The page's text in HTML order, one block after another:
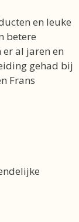
en leuke
betere
al jaren en
gehad bij
Frans